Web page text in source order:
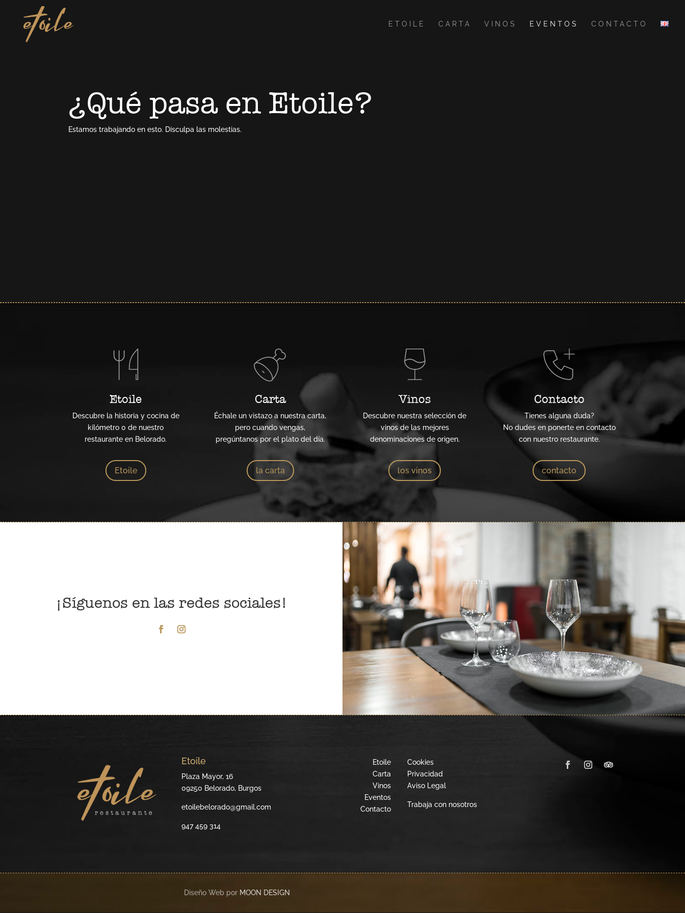
ETOILE CARTA VINOS EVENTOS CONTACTO
¿Qué pasa en Etoile?
Estamos trabajando en esto. Disculpa las molestias.
Etoile
Descubre la historia y cocina de
kilómetro 0 de nuestro
restaurante en Belorado.
Etoile
Carta
Échale un vistazo a nuestra carta,
pero cuando vengas,
pregúntanos por el plato del día.
la carta
Vinos
Descubre nuestra selección de
vinos de las mejores
denominaciones de origen.
los vinos
Contacto
Tienes alguna duda?
No dudes en ponerte en contacto
con nuestro restaurante.
contacto
¡Síguenos en las redes sociales!
Etoile
Plaza Mayor, 16
09250 Belorado, Burgos
etoilebelorado@gmail.com
947 459 314
Etoile
Carta
Vinos
Eventos
Contacto
Cookies
Privacidad
Aviso Legal
Trabaja con nosotros
Diseño Web por MOON DESIGN